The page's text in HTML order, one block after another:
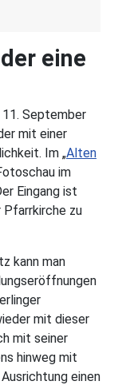
eine
September
mit einer
Im „Alten
im
Eingang ist
Pfarrkirche zu
kann man
mit dieser
mit seiner
hinweg mit
einen